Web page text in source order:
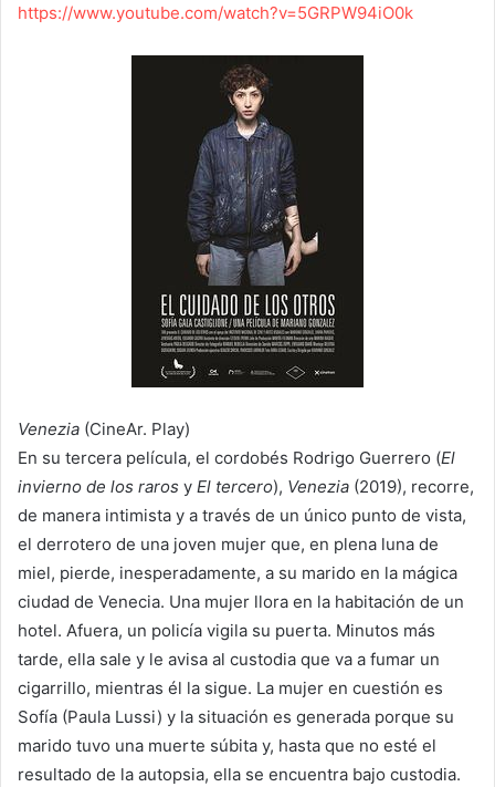
https://www.youtube.com/watch?v=5GRPW94iO0k
Venezia (CineAr. Play)
En su tercera película, el cordobés Rodrigo Guerrero (El
invierno de los raros y El tercero), Venezia (2019), recorre,
de manera intimista y a través de un único punto de vista,
el derrotero de una joven mujer que, en plena luna de
miel, pierde, inesperadamente, a su marido en la mágica
ciudad de Venecia. Una mujer llora en la habitación de un
hotel. Afuera, un policía vigila su puerta. Minutos más
tarde, ella sale y le avisa al custodia que va a fumar un
cigarrillo, mientras él la sigue. La mujer en cuestión es
Sofía (Paula Lussi) y la situación es generada porque su
marido tuvo una muerte súbita y, hasta que no esté el
resultado de la autopsia, ella se encuentra bajo custodia.